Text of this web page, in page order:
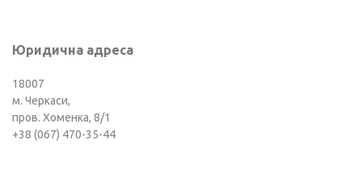
Юридична адреса
18007
м. Черкаси,
пров. Хоменка, 8/1
+38 (067) 470-35-44